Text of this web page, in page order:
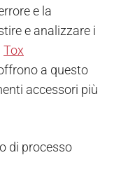
e la
e analizzare i
Tox
a questo
accessori più
di processo